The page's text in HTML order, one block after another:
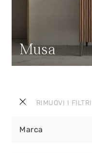
RIMUOVI I FILTRI
Marca
Musa